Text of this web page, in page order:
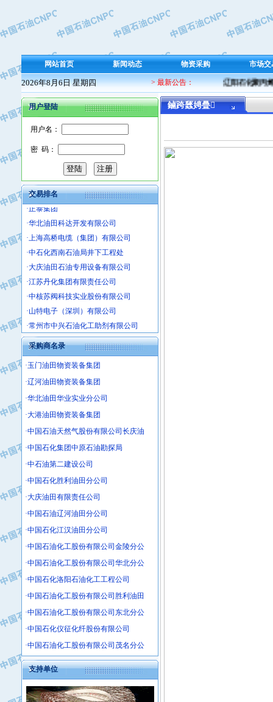
网站首页 新闻动态 物资采购 市场交
2026年8月6日 星期四 > 最新公告： 辽阳石化聚丙烯
用户登陆
用户名：
密 码：
交易排名
·盘锦辽河油田天意石油装备有限公司
·中国石油天然气管道局穿越公司
·沧州市电气控制设备厂
·中船重工中南装备有限责任公司
·南石力天传动件有限公司
·浙江瑞普环境技术有限公司
·华北石油新大禹环保设备有限公司
·河北翼凌机械制造总厂
·实华(天津)国际贸易有限公司
·上海宝钢商贸有限公司
·辽河石油勘探局总机械厂
·正泰集团
·华北油田科达开发有限公司
·上海高桥电缆（集团）有限公司
·中石化西南石油局井下工程处
·大庆油田石油专用设备有限公司
·江苏丹化集团有限责任公司
·中核苏阀科技实业股份有限公司
·山特电子（深圳）有限公司
·常州市中兴石油化工助剂有限公司
·姜堰市三联助剂有限公司
·四川中光高技术研究所有限责任公司
·江苏天安防雷工程有限责任公司
·自贡五洲防腐安装有限公司
·成都长江水处理设备有限公司
·中国石化镇海炼化分公司
·上海鼓风机厂有限公司
·中核苏阀科技实业股份有限公司
·济南柴油机股份有限公司
·上海科瑞曼士德电源系统集成有限公
·盘锦辽河油田天意石油装备有限公司
·中国石油天然气管道局穿越公司
·沧州市电气控制设备厂
·中船重工中南装备有限责任公司
·南石力天传动件有限公司
·浙江瑞普环境技术有限公司
·华北石油新大禹环保设备有限公司
·实华(天津)国际贸易有限公司
·上海宝钢商贸有限公司
·辽河石油勘探局总机械厂
·正泰集团
采购商名录
·玉门油田物资装备集团
·辽河油田物资装备集团
·华北油田华业实业分公司
·大港油田物资装备集团
·中国石油天然气股份有限公司长庆油
·中国石化集团中原石油勘探局
·中石油第二建设公司
·中国石化胜利油田分公司
·大庆油田有限责任公司
·中国石油辽河油田分公司
·中国石化江汉油田分公司
·中国石油化工股份有限公司金陵分公
·中国石油化工股份有限公司华北分公
·中国石化洛阳石油化工工程公司
·中国石油化工股份有限公司胜利油田
·中国石油化工股份有限公司东北分公
·中国石化仪征化纤股份有限公司
·中国石油化工股份有限公司茂名分公
支持单位
鏀跨瓥娉曡